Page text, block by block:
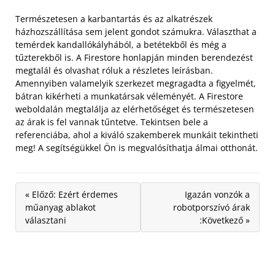
Természetesen a karbantartás és az alkatrészek
házhozszállítása sem jelent gondot számukra. Választhat a
temérdek kandallókályhából, a betétekből és még a
tűzterekből is. A Firestore honlapján minden berendezést
megtalál és olvashat róluk a részletes leírásban.
Amennyiben valamelyik szerkezet megragadta a figyelmét,
bátran kikérheti a munkatársak véleményét. A Firestore
weboldalán megtalálja az elérhetőséget és természetesen
az árak is fel vannak tűntetve. Tekintsen bele a
referenciába, ahol a kiváló szakemberek munkáit tekintheti
meg! A segítségükkel Ön is megvalósíthatja álmai otthonát.
« Előző: Ezért érdemes
műanyag ablakot
választani
Igazán vonzók a
robotporszívó árak
:Következő »